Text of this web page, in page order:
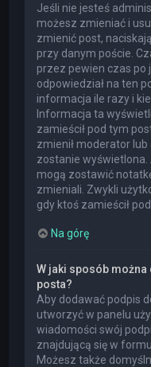
Jeśli nie jesteś
możesz zmieniać i
zmienić post,
przy danym poście.
przez pewien czas po
odpowiedział na ten
informacja ile razy i
Informacja ta
zamieścił pod tym
zmienił moderator
zostanie
mogą zostawić
zmieniali. Zwykli
gdy ktoś zamieścił
Na górę
W jaki sposób
posta?
Aby dodawać podpis
utworzyć w panelu
wiadomości swój
znajdującą się w
Możesz także